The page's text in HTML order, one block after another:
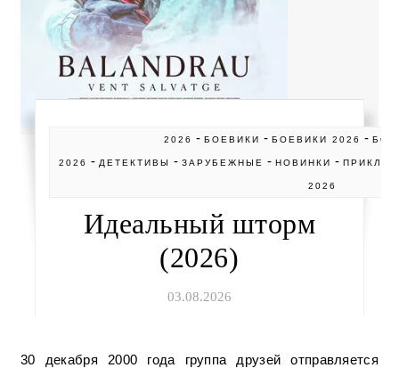
2026 - БОЕВИКИ - БОЕВИКИ 2026 -
2026 - ДЕТЕКТИВЫ -ЗАРУБЕЖНЫЕ -НОВИНКИ -
2026
Идеальный шторм
(2026)
03.08.2026
30 декабря 2000 года группа друзей отправляется